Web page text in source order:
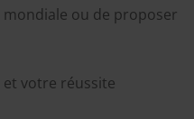
mondiale ou de proposer
votre réussite